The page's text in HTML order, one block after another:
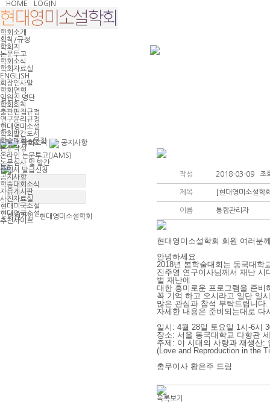
HOME LOGIN
학회소개
획칙/규정
학회지
논문투고
학회소식
학회자료실
ENGLISH
회장인사말
학회연혁
임원진 명단
학회회칙
출판편집규정
연구윤리규정
현대영미소설
학회발간도서
학술대회논문집
논문작성
온라인 논문투고(JAMS)
논문심사 및 발간
증명서 발급신청
공지사항
학술대회소식
자유게시판
사진자료실
현대미국소설
현대영국소설
추천사이트
학회소식 공지사항
회원가입 현대영미소설학회
작성 2018-03-09 조
제목 [현대영미소설학
이름 통합관리자
현대영미소설학회 회원 여러분
안녕하세요.
2018년 봄학술대회는 동국대학
진주영 연구이사님께서 재난
벌 재난에
대한 흥미로운 프로그램을 준비
꼭 기억 하고 오시라고 일단 일
많은 관심과 참석 부탁드립니다.
자세한 내용은 준비되는대로 다
일시: 4월 28일 토요일 1시-6시
장소: 서울 동국대학교 다향관
주제: 이 시대의 사랑과 재생산
(Love and Reproduction in the
총무이사 황은주 드림
목록보기